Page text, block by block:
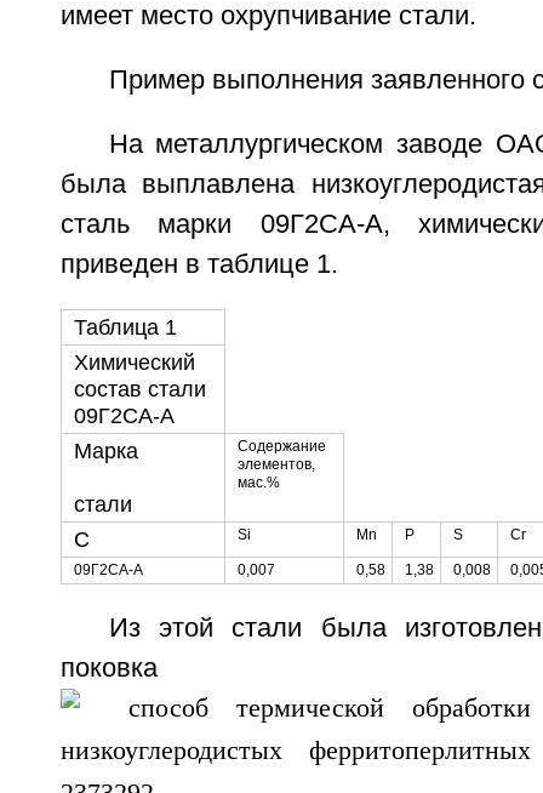
имеет место охрупчивание стали.
Пример выполнения заявленного
На металлургическом заводе
была выплавлена
сталь марки 09Г2СА-А,
приведен в таблице 1.
Таблица 1
Химический
состав стали
09Г2СА-А
Марка
стали
Содержание
элементов,
мас.%
С Si Mn Р S Cr
09Г2СА-А 0,007 0,58 1,38 0,008
Из этой стали была
поковка